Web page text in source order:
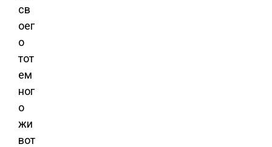
св
оег
о
тот
ем
ног
о
жи
вот